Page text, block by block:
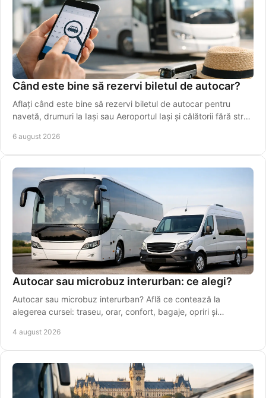
Când este bine să rezervi biletul de autocar?
Aflați când este bine să rezervi biletul de autocar pentru
navetă, drumuri la Iași sau Aeroportul Iași și călătorii fără stres
6 august 2026
Autocar sau microbuz interurban: ce alegi?
Autocar sau microbuz interurban? Află ce contează la
alegerea cursei: traseu, orar, confort, bagaje, opriri și
4 august 2026